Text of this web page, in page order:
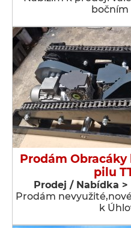
bočním
Prodám
pilu
Prodej / Nabídka
Prodám
k